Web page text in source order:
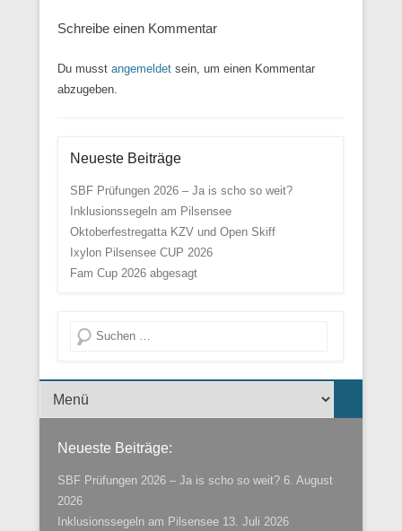
Schreibe einen Kommentar
Du musst angemeldet sein, um einen Kommentar
abzugeben.
Neueste Beiträge
SBF Prüfungen 2026 – Ja is scho so weit?
Inklusionssegeln am Pilsensee
Oktoberfestregatta KZV und Open Skiff
Ixylon Pilsensee CUP 2026
Fam Cup 2026 abgesagt
Suche
Menü der Fußzeile
Neueste Beiträge:
SBF Prüfungen 2026 – Ja is scho so weit? 6. August
2026
Inklusionssegeln am Pilsensee 13. Juli 2026